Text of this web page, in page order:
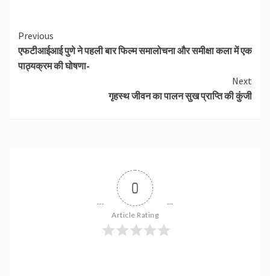
Continue
Reading
Previous
एफटीआईआई पुणे ने पहली बार फिल्‍म समालोचना और समीक्षा कला में एक
पाठ्यक्रम की घोषणा-
Next
गृहस्थ जीवन का पालन सुख प्राप्ति की कुंजी
0
Article Rating